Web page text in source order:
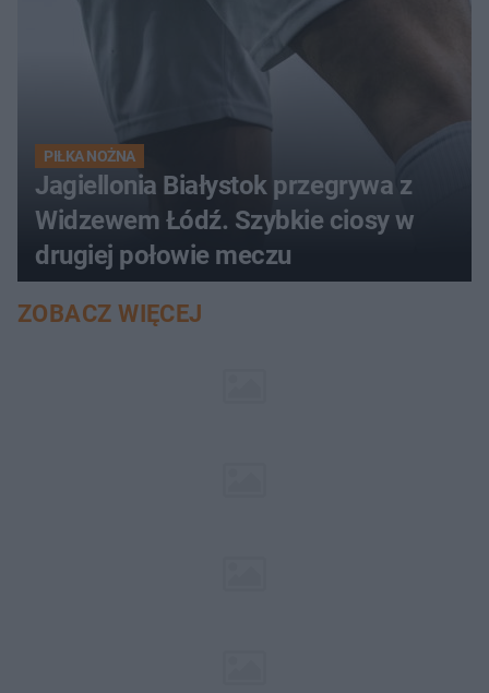
PIŁKA NOŻNA
Jagiellonia Białystok przegrywa z
Widzewem Łódź. Szybkie ciosy w
drugiej połowie meczu
ZOBACZ WIĘCEJ